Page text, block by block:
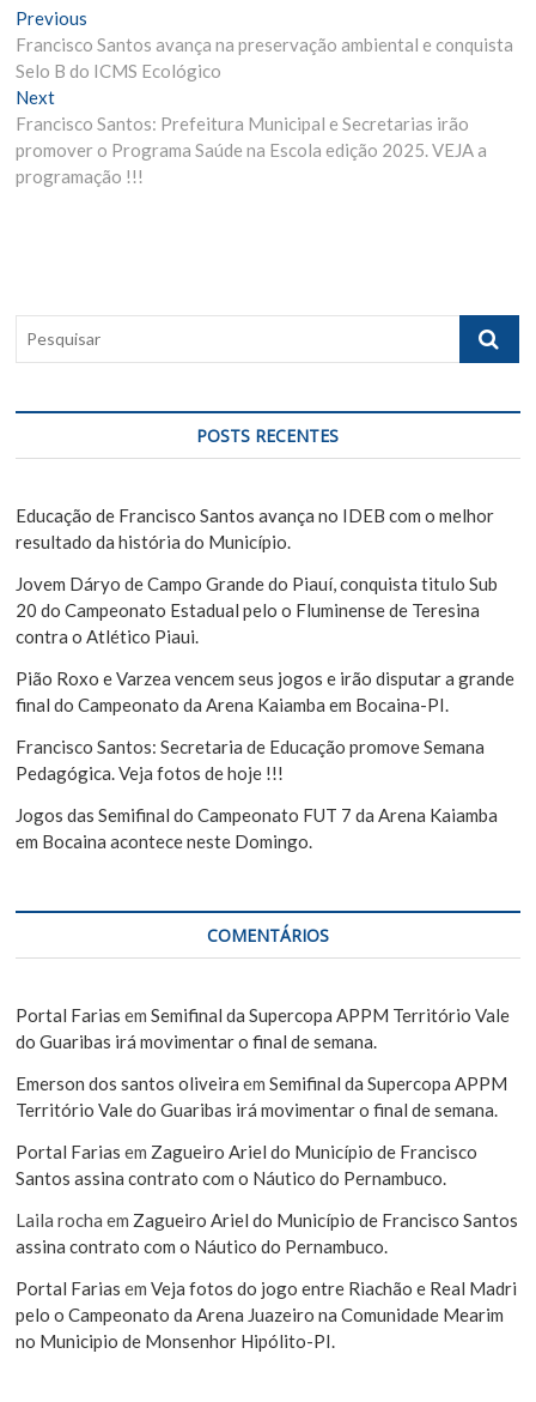
N
a
v
e
g
o
d
e
s
t
Previous
r
e
i
o
u
:
Francisco Santos avança na preservação ambiental e conquista
Selo B do ICMS Ecológico
Next
e
x
t
Francisco Santos: Prefeitura Municipal e Secretarias irão
promover o Programa Saúde na Escola edição 2025. VEJA a
programação !!!
q
i
a
POSTS RECENTES
Educação de Francisco Santos avança no IDEB com o melhor
resultado da história do Município.
Jovem Dáryo de Campo Grande do Piauí, conquista titulo Sub
20 do Campeonato Estadual pelo o Fluminense de Teresina
contra o Atlético Piaui.
Pião Roxo e Varzea vencem seus jogos e irão disputar a grande
final do Campeonato da Arena Kaiamba em Bocaina-PI.
Francisco Santos: Secretaria de Educação promove Semana
Pedagógica. Veja fotos de hoje !!!
Jogos das Semifinal do Campeonato FUT 7 da Arena Kaiamba
em Bocaina acontece neste Domingo.
COMENTÁRIOS
Portal Farias emSemifinal da Supercopa APPM Território Vale
do Guaribas irá movimentar o final de semana.
Emerson dos santos oliveira emSemifinal da Supercopa APPM
Território Vale do Guaribas irá movimentar o final de semana.
Portal Farias em Zagueiro Ariel do Município de Francisco
Santos assina contrato com o Náutico do Pernambuco.
Laila rocha em Zagueiro Ariel do Município de Francisco Santos
assina contrato com o Náutico do Pernambuco.
Portal Farias emVeja fotos do jogo entre Riachão e Real Madri
pelo o Campeonato da Arena Juazeiro na Comunidade Mearim
no Municipio de Monsenhor Hipólito-PI.